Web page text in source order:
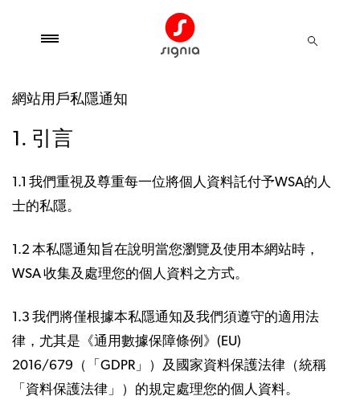
網站用戶私隱通知
1. 引言
1.1 我們重視及尊重每一位將個人資料託付予WSA的人
士的私隱。
1.2 本私隱通知旨在說明當您瀏覽及使用本網站時，
WSA 收集及處理您的個人資料之方式。
1.3 我們將僅根據本私隱通知及我們須遵守的適用法
律，尤其是《通用數據保障條例》(EU)
2016/679（「GDPR」）及國家資料保護法律（統稱
「資料保護法律」）的規定處理您的個人資料。